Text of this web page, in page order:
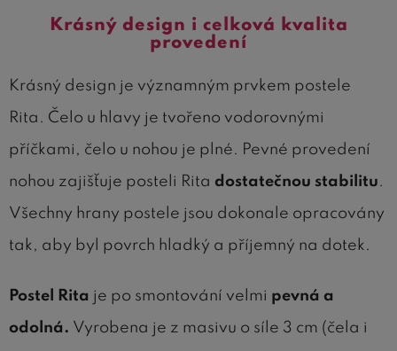
Krásný design i celková kvalita
provedení
Krásný design je významným prvkem postele
Rita. Čelo u hlavy je tvořeno vodorovnými
příčkami, čelo u nohou je plné. Pevné provedení
nohou zajišťuje posteli Rita dostatečnou stabilitu
Všechny hrany postele jsou dokonale opracovány
tak, aby byl povrch hladký a příjemný na dotek.
Postel Rita je po smontování velmi pevná a
odolná. Vyrobena je z masivu o síle 3 cm (čela i